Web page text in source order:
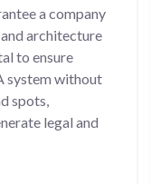
a company
architecture
to ensure
system without
spots,
legal and